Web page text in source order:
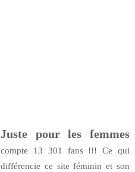
Juste pour les femmes
compte 13 301 fans !!! Ce qui
différencie ce site féminin et son